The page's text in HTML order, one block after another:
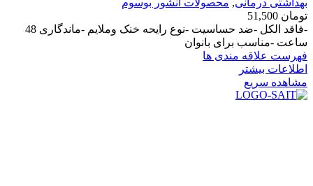
بهداشتی درمانی, محصولات انشور بوسوم
تومان
-فاقد الکل -ضد حساسیت -نوع رایحه خنک وملایم -ماندگاری 48
ساعت -مناسب برای بانوان
فهرست علاقه مندی ها
اطلاعات بیشتر
مشاهده سریع